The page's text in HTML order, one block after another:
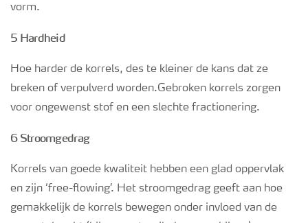
vorm.
5 Hardheid
Hoe harder de korrels, des te kleiner de kans dat ze
breken of verpulverd worden.Gebroken korrels zorgen
voor ongewenst stof en een slechte fractionering.
6 Stroomgedrag
Korrels van goede kwaliteit hebben een glad oppervlak
en zijn ‘free-flowing’. Het stroomgedrag geeft aan hoe
gemakkelijk de korrels bewegen onder invloed van de